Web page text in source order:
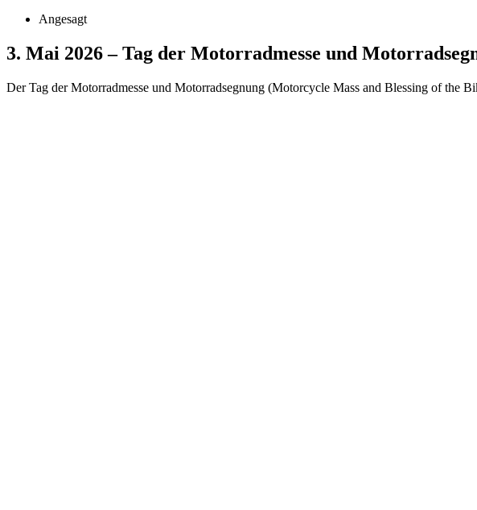
Angesagt
3. Mai 2026 – Tag der Motorradmesse und
Der Tag der Motorradmesse und Motorradsegnung (Motorcycle Mass and Blessing of the